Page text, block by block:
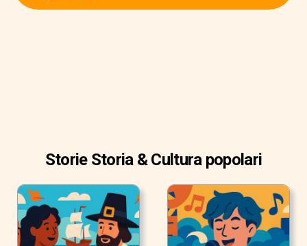
Storie Storia & Cultura popolari